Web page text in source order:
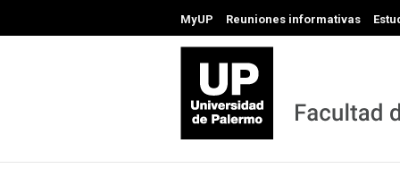
MyUP Reuniones informativas